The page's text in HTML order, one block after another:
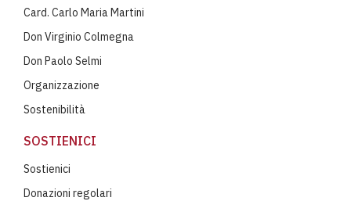
Card. Carlo Maria Martini
Don Virginio Colmegna
Don Paolo Selmi
Organizzazione
Sostenibilità
SOSTIENICI
Sostienici
Donazioni regolari